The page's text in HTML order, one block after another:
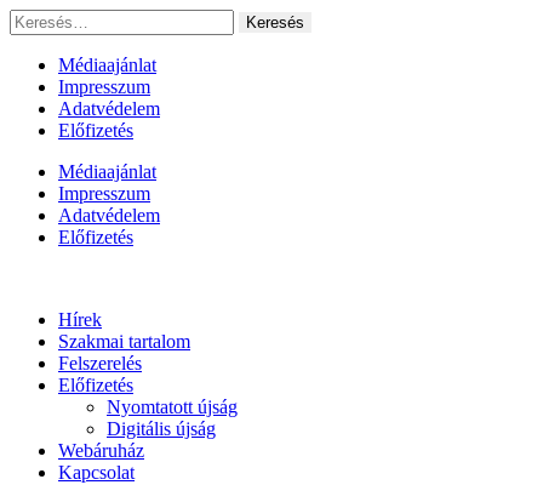
Ugrás
a
tartalomhoz
Keresés:
Médiaajánlat
Impresszum
Adatvédelem
Előfizetés
Médiaajánlat
Impresszum
Adatvédelem
Előfizetés
Hírek
Szakmai tartalom
Felszerelés
Előfizetés
Nyomtatott újság
Digitális újság
Webáruház
Kapcsolat